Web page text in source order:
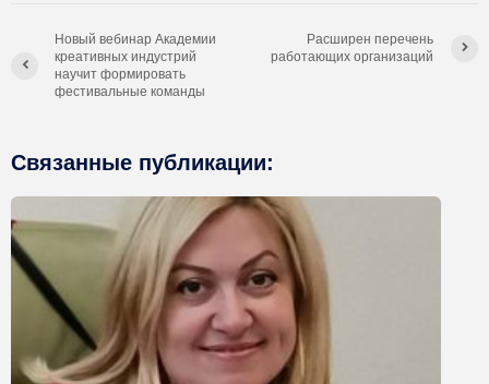
Новый вебинар Академии
креативных индустрий
научит формировать
фестивальные команды
Расширен перечень
работающих организаций
Связанные публикации: